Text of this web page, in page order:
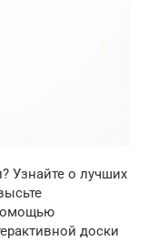
Узнайте о лучших
доски